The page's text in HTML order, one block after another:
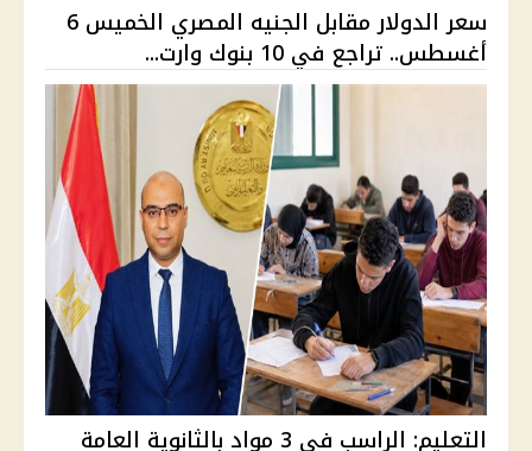
سعر الدولار مقابل الجنيه المصري الخميس 6
أغسطس.. تراجع في 10 بنوك وارت...
التعليم: الراسب في 3 مواد بالثانوية العامة